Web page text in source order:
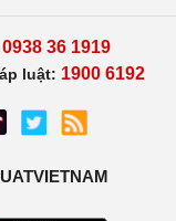
0938 36 1919
luật: 1900 6192